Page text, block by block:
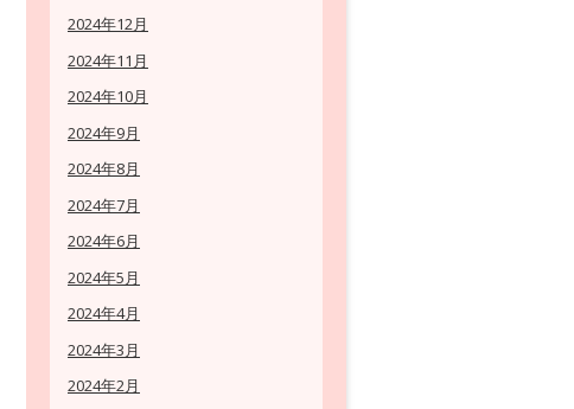
2024年12月
2024年11月
2024年10月
2024年9月
2024年8月
2024年7月
2024年6月
2024年5月
2024年4月
2024年3月
2024年2月